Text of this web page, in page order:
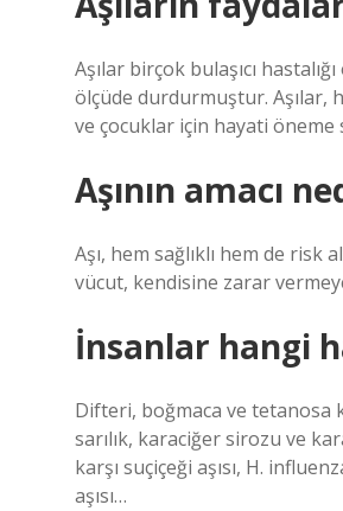
Aşılar birçok bulaşıcı
ölçüde durdurmuştur. Aşılar,
ve çocuklar için hayati öneme
Aşının amacı
Aşı, hem sağlıklı hem de
vücut, kendisine zarar
İnsanlar hangi
Difteri, boğmaca ve tetanosa
sarılık, karaciğer sirozu ve
karşı suçiçeği aşısı, H.
aşısı…